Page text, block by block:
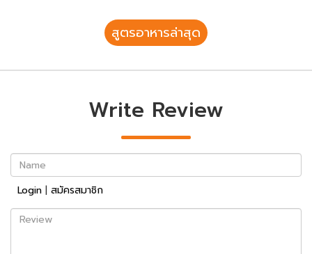
สูตรอาหารล่าสุด
Write Review
Name
Login | สมัครสมาชิก
Review